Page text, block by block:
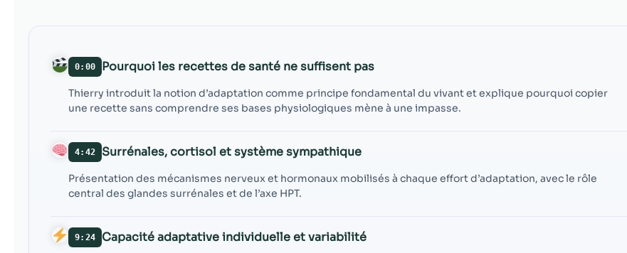
0:00 Pourquoi les recettes de santé ne suffisent pas
Thierry introduit la notion d’adaptation comme principe fondamental du vivant et explique pourquoi copier
une recette sans comprendre ses bases physiologiques mène à une impasse.
4:42 Surrénales, cortisol et système sympathique
Présentation des mécanismes nerveux et hormonaux mobilisés à chaque effort d’adaptation, avec le rôle
central des glandes surrénales et de l’axe HPT.
9:24 Capacité adaptative individuelle et variabilité
personnalisés.